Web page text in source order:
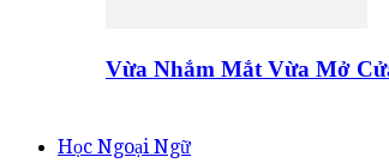
Vừa Nhắm Mắt Vừa Mở
Học Ngoại Ngữ